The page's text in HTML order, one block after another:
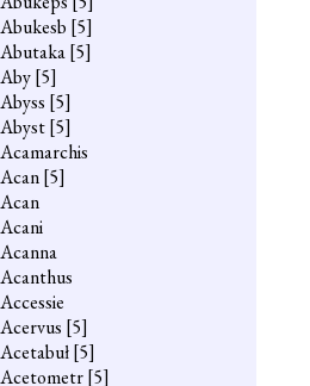
Abukesb [5]
Abutaka[5]
Aby[5]
Abyss [5]
Abyst[5]
Acamarchis
Acan[5]
Acan
Acani
Acanna
Acanthus
Accessie
Acervus [5]
Acetabuł[5]
Acetometr[5]